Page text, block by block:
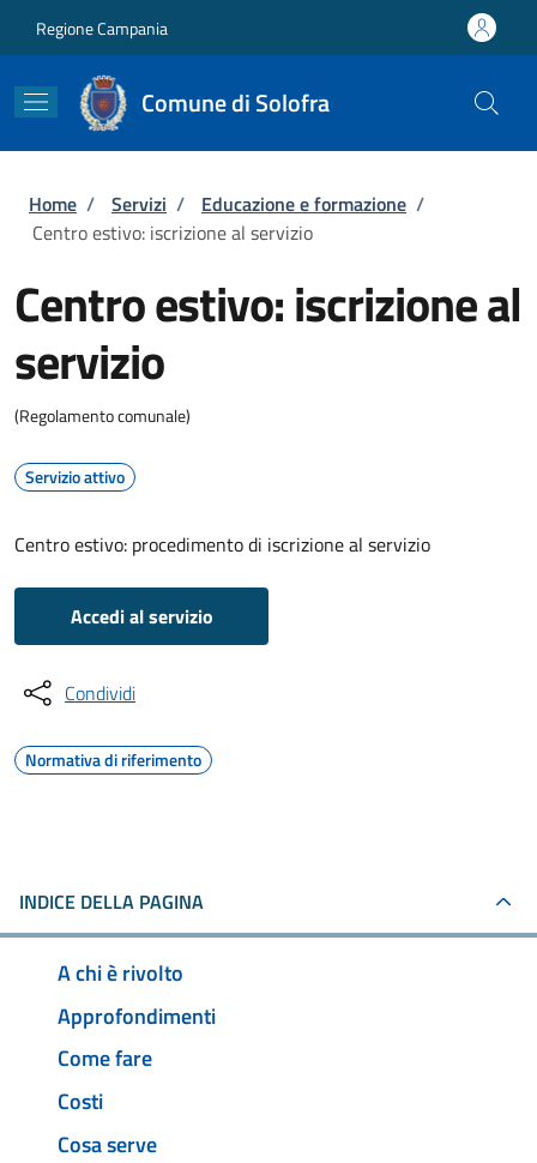
Regione Campania
Comune di Solofra
Briciole di pane
Home / Servizi / Educazione e formazione /
Centro estivo: iscrizione al servizio
Centro estivo: iscrizione al
servizio
(Regolamento comunale)
Servizio attivo
Centro estivo: procedimento di iscrizione al servizio
Accedi al servizio
Condividi
Normativa di riferimento
INDICE DELLA PAGINA
A chi è rivolto
Approfondimenti
Come fare
Costi
Cosa serve